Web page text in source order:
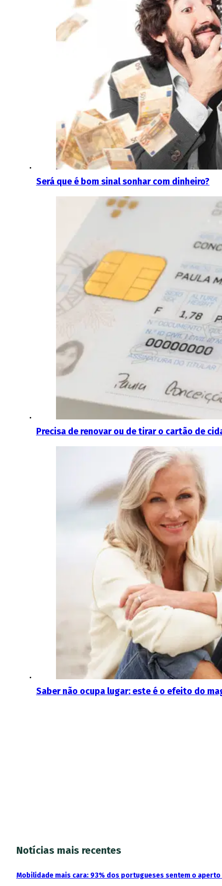
Será que é bom sinal sonhar com dinheiro?
Precisa de renovar ou de tirar o cartão de
Saber não ocupa lugar: este é o efeito do
Notícias mais recentes
Mobilidade mais cara: 93% dos portugueses sentem o